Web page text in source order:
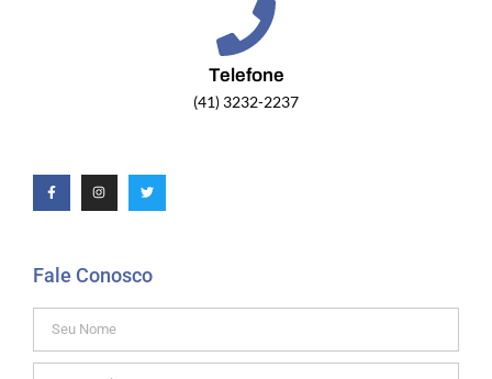
Telefone
(41) 3232-2237
Fale Conosco